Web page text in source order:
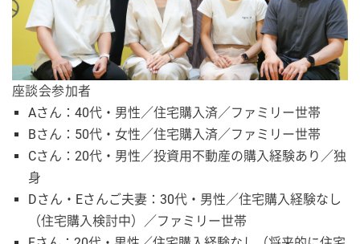
座談会参加者
Aさん：40代・男性／住宅購入済／ファミリー世帯
Bさん：50代・女性／住宅購入済／ファミリー世帯
Cさん：20代・男性／投資用不動産の購入経験あり／独
身
Dさん・Eさんご夫妻：30代・男性／住宅購入経験なし
（住宅購入検討中）／ファミリー世帯